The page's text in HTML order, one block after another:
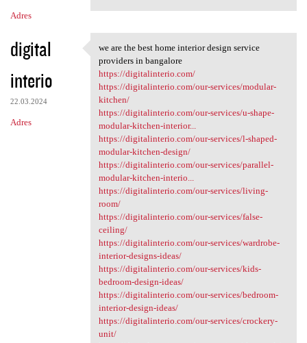
Adres
digital
interio
22.03.2024
Adres
we are the best home interior
we are the best home interior design service
providers in bangalore
https://digitalinterio.com/
https://digitalinterio.com/our-services/modular-
kitchen/
https://digitalinterio.com/our-services/u-shape-
modular-kitchen-interior...
https://digitalinterio.com/our-services/l-shaped-
modular-kitchen-design/
https://digitalinterio.com/our-services/parallel-
modular-kitchen-interio...
https://digitalinterio.com/our-services/living-
room/
https://digitalinterio.com/our-services/false-
ceiling/
https://digitalinterio.com/our-services/wardrobe-
interior-designs-ideas/
https://digitalinterio.com/our-services/kids-
bedroom-design-ideas/
https://digitalinterio.com/our-services/bedroom-
interior-design-ideas/
https://digitalinterio.com/our-services/crockery-
unit/